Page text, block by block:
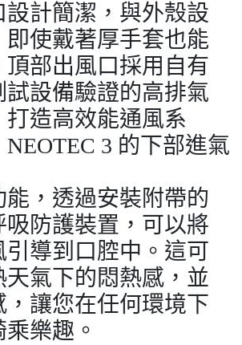
設計簡潔，與外殼設
即使戴著厚手套也能
頂部出風口採用自有
試設備驗證的高排氣
打造高效能通風系
3 的下部進氣
能，透過安裝附帶的
吸防護裝置，可以將
引導到口腔中。這可
天氣下的悶熱感，並
，讓您在任何環境下
樂趣。